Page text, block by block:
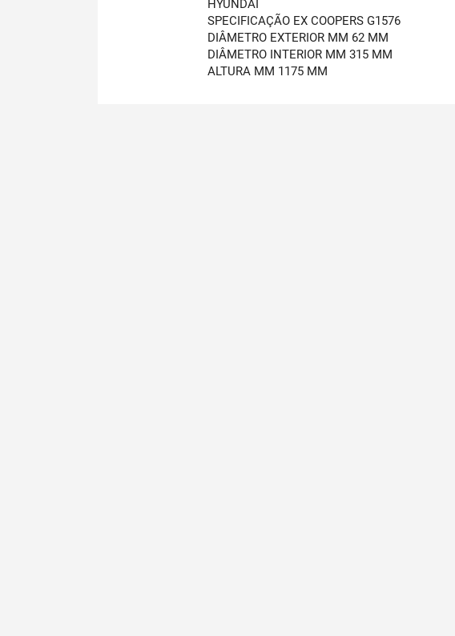
HYUNDAI
SPECIFICAÇÃO EX COOPERS G1576
DIÂMETRO EXTERIOR MM 62 MM
DIÂMETRO INTERIOR MM 315 MM
ALTURA MM 1175 MM